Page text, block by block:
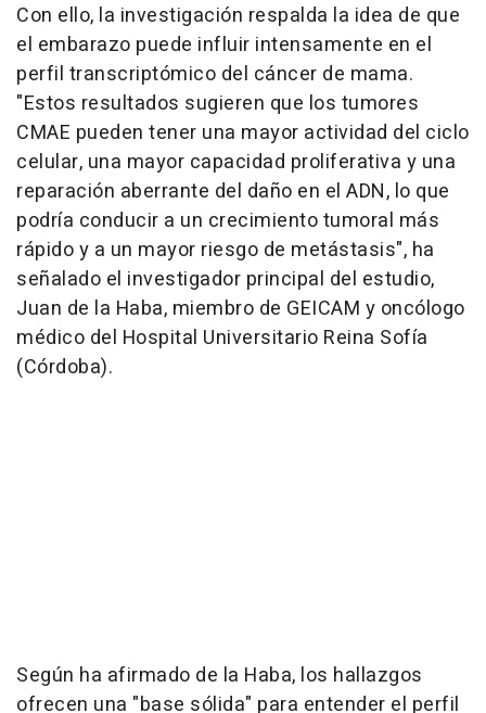
Con ello, la investigación respalda la idea de que
el embarazo puede influir intensamente en el
perfil transcriptómico del cáncer de mama.
"Estos resultados sugieren que los tumores
CMAE pueden tener una mayor actividad del ciclo
celular, una mayor capacidad proliferativa y una
reparación aberrante del daño en el ADN, lo que
podría conducir a un crecimiento tumoral más
rápido y a un mayor riesgo de metástasis", ha
señalado el investigador principal del estudio,
Juan de la Haba, miembro de GEICAM y oncólogo
médico del Hospital Universitario Reina Sofía
(Córdoba).
Según ha afirmado de la Haba, los hallazgos
ofrecen una "base sólida" para entender el perfil